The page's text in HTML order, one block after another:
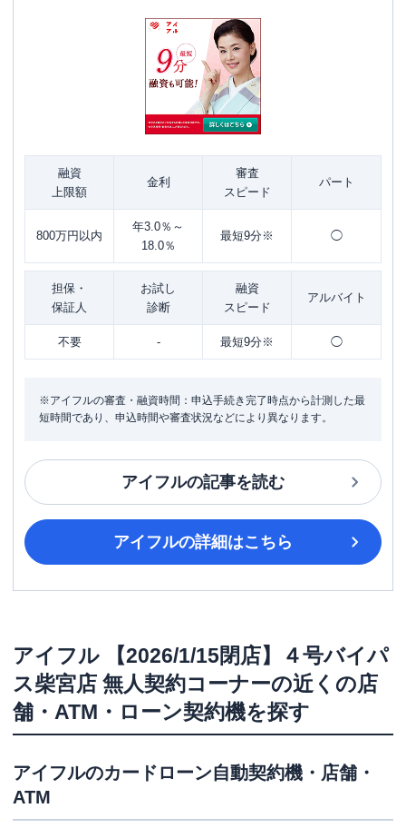
融資
上限額
金利
審査
スピード
パート
800万円以内
年3.0％～
18.0％
最短9分※ ◯
担保・
保証人
お試し
診断
融資
スピード
アルバイト
不要 - 最短9分※ ◯
※アイフルの審査・融資時間：申込手続き完了時点から計測した最
短時間であり、申込時間や審査状況などにより異なります。
アイフルの記事を読む
アイフルの詳細はこちら
アイフル
【2026/1/15閉店】４号バイパ
ス柴宮店 無人契約コーナーの近くの店
舗・ATM・ローン契約機を探す
アイフルのカードローン自動契約機・店舗・
ATM